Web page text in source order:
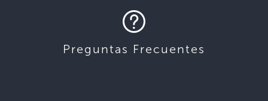
Preguntas Frecuentes